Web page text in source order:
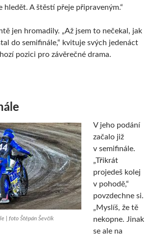
hledět. A štěstí přeje připraveným.“
jen hromadily. „Až jsem to nečekal, jak
do semifinále,“ kvituje svých jedenáct
pozici pro závěrečné drama.
| foto Štěpán Ševčík
V jeho podání
začalo již
v semifinále.
„Třikrát
projedeš kolej
v pohodě,“
povzdechne si.
„Myslíš, že tě
nekopne. Jinak
se ale na